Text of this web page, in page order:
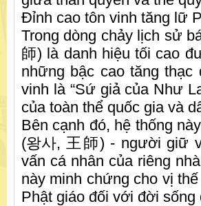
Đỉnh cao tôn vinh tăng lữ
Trong dòng chảy lịch sử
師) là danh hiệu tối cao
những bậc cao tăng
vinh là “Sứ giả của Như
của toàn thể quốc gia và
Bên cạnh đó, hệ thống
(왕사, 王師) - người giữ
vấn cá nhân của riêng
này minh chứng cho vị
Phật giáo đối với đời